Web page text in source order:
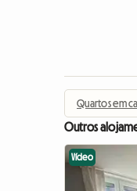
Quartos em
Outros
Vídeo